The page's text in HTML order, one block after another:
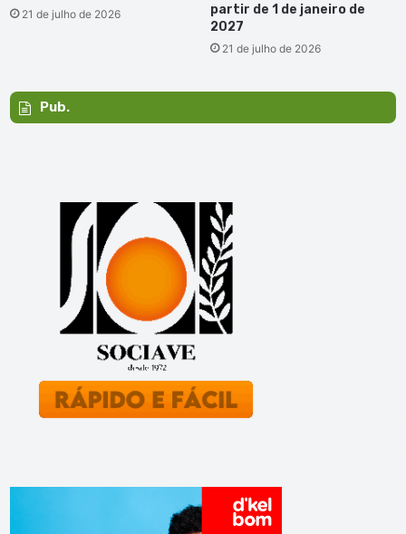
21 de julho de 2026
partir de 1 de janeiro de
2027
21 de julho de 2026
Pub.